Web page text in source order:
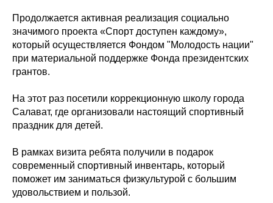
Продолжается активная реализация социально
значимого проекта «Спорт доступен каждому»,
который осуществляется Фондом "Молодость нации"
при материальной поддержке Фонда президентских
грантов.
На этот раз посетили коррекционную школу города
Салават, где организовали настоящий спортивный
праздник для детей.
В рамках визита ребята получили в подарок
современный спортивный инвентарь, который
поможет им заниматься физкультурой с большим
удовольствием и пользой.